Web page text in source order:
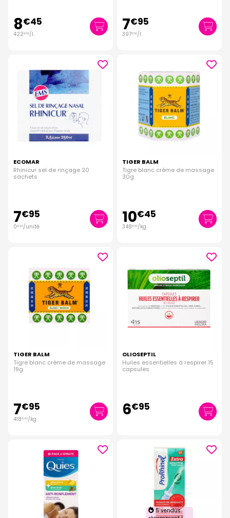
8€45
422€50/l. 7€95
397€50/l.
ECOMAR
Rhinicur sel de rinçage 20
sachets
7€95
0€40/unité
TIGER BALM
Tigre blanc crème de massage
30g
10€45
348€33/kg
TIGER BALM
Tigre blanc crème de massage
19g
7€95
418€42/kg
OLIOSEPTIL
Huiles essentielles à respirer 15
capsules
6€95
5 vendus